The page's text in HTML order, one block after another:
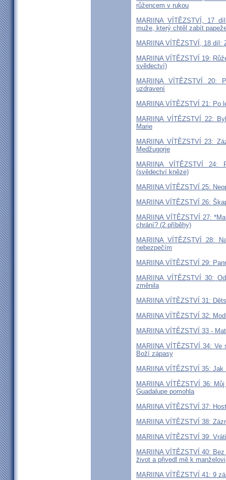
růžencem v rukou
MARIINA VÍTĚZSTVÍ, 17
muže, který chtěl zabít
MARIINA VÍTĚZSTVÍ, 18 díl:
MARIINA VÍTĚZSTVÍ 19:
svědectví)
MARIINA VÍTĚZSTVÍ 20:
uzdravení
MARIINA VÍTĚZSTVÍ 21: Po
MARIINA VÍTĚZSTVÍ 22:
Marie
MARIINA VÍTĚZSTVÍ 23:
Medžugorje
MARIINA VÍTĚZSTVÍ 24:
(svědectví kněze)
MARIINA VÍTĚZSTVÍ 25:
MARIINA VÍTĚZSTVÍ 26:
MARIINA VÍTĚZSTVÍ 27:
chrání? (2 příběhy)
MARIINA VÍTĚZSTVÍ 28:
nebezpečím
MARIINA VÍTĚZSTVÍ 29:
MARIINA VÍTĚZSTVÍ 30:
změnila
MARIINA VÍTĚZSTVÍ 31:
MARIINA VÍTĚZSTVÍ 32:
MARIINA VÍTĚZSTVÍ 33 -
MARIINA VÍTĚZSTVÍ 34:
Boží zápasy
MARIINA VÍTĚZSTVÍ 35:
MARIINA VÍTĚZSTVÍ 36:
Guadalupe pomohla
MARIINA VÍTĚZSTVÍ 37:
MARIINA VÍTĚZSTVÍ 38:
MARIINA VÍTĚZSTVÍ 39:
MARIINA VÍTĚZSTVÍ 40:
život a přivedl mě k manželovi
MARIINA VÍTĚZSTVÍ 41: 9